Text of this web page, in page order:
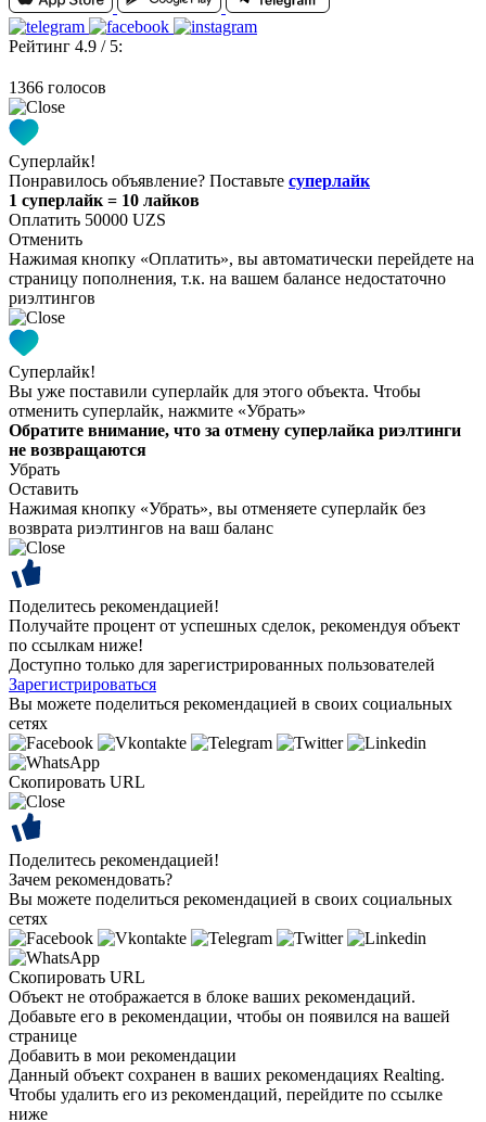
Рейтинг 4.9 / 5:
1366 голосов
Суперлайк!
Понравилось объявление? Поставьте суперлайк
1 суперлайк = 10 лайков
Оплатить 50000 UZS
Отменить
Нажимая кнопку «Оплатить», вы автоматически перейдете на
страницу пополнения, т.к. на вашем балансе недостаточно
риэлтингов
Суперлайк!
Вы уже поставили суперлайк для этого объекта. Чтобы
отменить суперлайк, нажмите «Убрать»
Обратите внимание, что за отмену суперлайка риэлтинги
не возвращаются
Убрать
Оставить
Нажимая кнопку «Убрать», вы отменяете суперлайк без
возврата риэлтингов на ваш баланс
Поделитесь рекомендацией!
Получайте процент от успешных сделок, рекомендуя объект
по ссылкам ниже!
Доступно только для зарегистрированных пользователей
Зарегистрироваться
Вы можете поделиться рекомендацией в своих социальных
сетях
Скопировать URL
Поделитесь рекомендацией!
Зачем рекомендовать?
Вы можете поделиться рекомендацией в своих социальных
сетях
Скопировать URL
Объект не отображается в блоке ваших рекомендаций.
Добавьте его в рекомендации, чтобы он появился на вашей
странице
Добавить в мои рекомендации
Данный объект сохранен в ваших рекомендациях Realting.
Чтобы удалить его из рекомендаций, перейдите по ссылке
ниже